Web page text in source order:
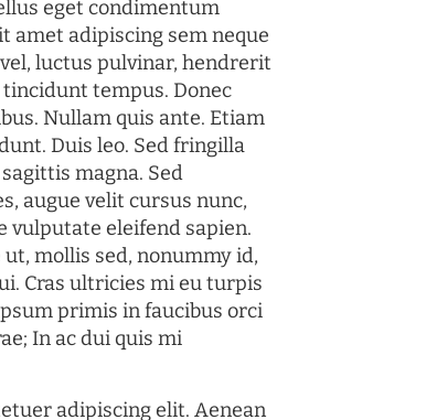
eget condimentum
amet adipiscing sem neque
luctus pulvinar, hendrerit
tempus. Donec
Nullam quis ante. Etiam
Duis leo. Sed fringilla
magna. Sed
augue velit cursus nunc,
vulputate eleifend sapien.
mollis sed, nonummy id,
Cras ultricies mi eu turpis
primis in faucibus orci
In ac dui quis mi
adipiscing elit. Aenean